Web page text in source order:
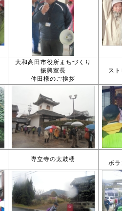
大和高田市役所まちづくり
振興室長
仲田様のご挨拶
ス
専立寺の太鼓楼
ボラ